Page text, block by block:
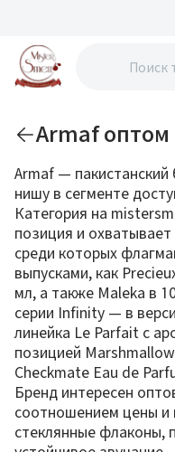
Armaf оптом
Armaf —
нишу в сегменте
Категория на
позиция и
среди которых
выпусками, как
мл, а также Maleka в
серии Infinity — в
линейка Le Parfait с
позицией
Checkmate Eau de
Бренд интересен
соотношением цены и
стеклянные флаконы,